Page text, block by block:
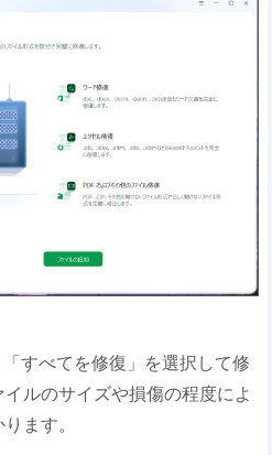
すべてを修復」を選択して修
ルのサイズや損傷の程度によ
ます。